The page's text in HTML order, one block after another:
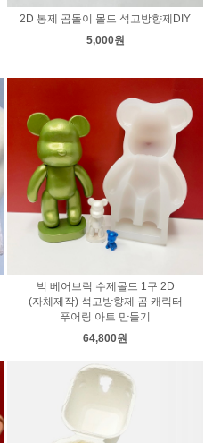
2D 봉제 곰돌이 몰드 석고방향제DIY
5,000원
빅 베어브릭 수제몰드 1구 2D
(자체제작) 석고방향제 곰 캐릭터
푸어링 아트 만들기
64,800원